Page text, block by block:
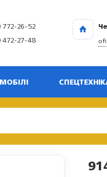
772-26-52
472-27-48